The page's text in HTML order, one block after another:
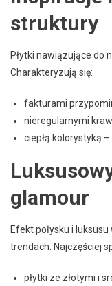
struktury
Płytki nawiązujące do
Charakteryzują się:
fakturami
nieregularnymi
ciepłą kolorystyką
glamour
Efekt połysku i
trendach. Najczęściej
płytki ze złotymi i